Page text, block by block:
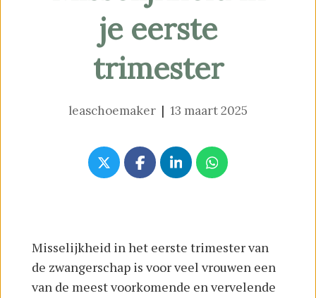
je eerste
trimester
leaschoemaker | 13 maart 2025
Misselijkheid in het eerste trimester van
de zwangerschap is voor veel vrouwen een
van de meest voorkomende en vervelende